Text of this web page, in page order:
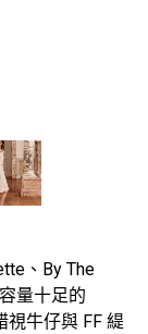
、By The
量十足的
視牛仔與 FF 緹